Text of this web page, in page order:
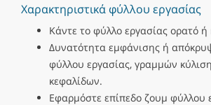
Χαρακτηριστικά φύλλου εργασίας
Κάντε το φύλλο εργασίας ορατό
Δυνατότητα εμφάνισης ή
φύλλου εργασίας, γραμμών
κεφαλίδων.
Εφαρμόστε επίπεδο ζουμ φύλλου